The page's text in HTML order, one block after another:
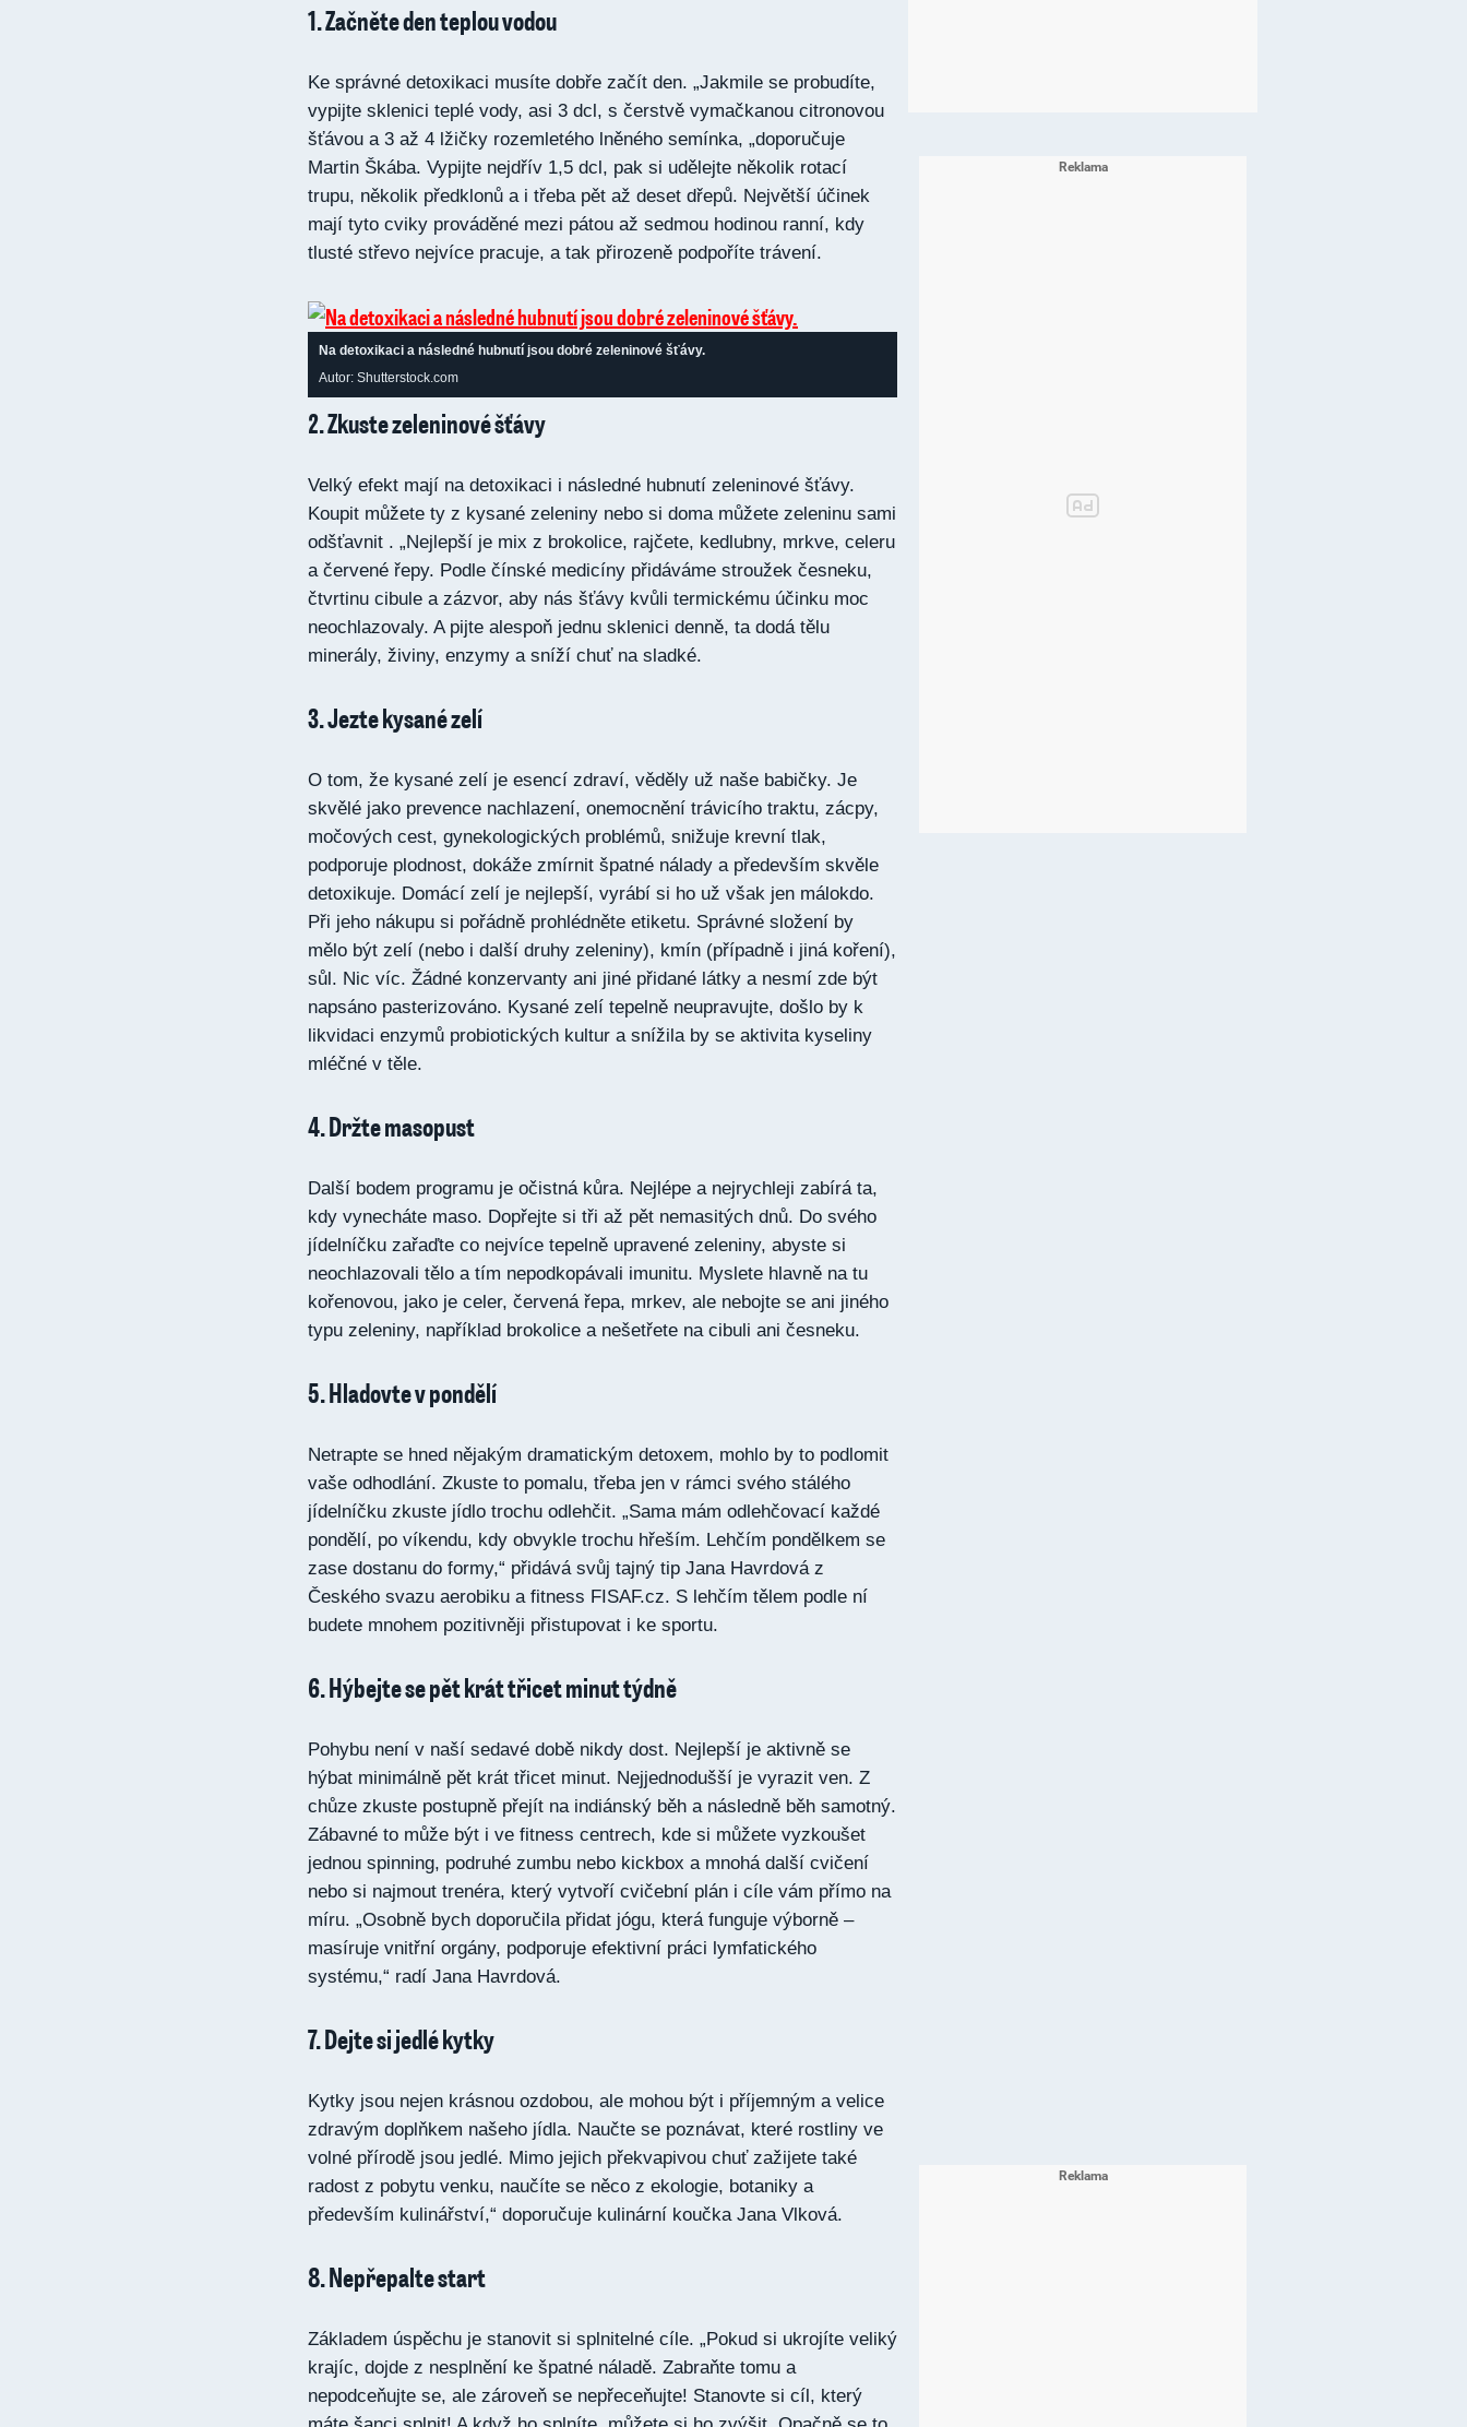
1. Začněte den teplou vodou
Ke správné detoxikaci musíte dobře začít den. „Jakmile se probudíte,
vypijte sklenici teplé vody, asi 3 dcl, s čerstvě vymačkanou citronovou
šťávou a 3 až 4 lžičky rozemletého lněného semínka, „doporučuje
Martin Škába. Vypijte nejdřív 1,5 dcl, pak si udělejte několik rotací
trupu, několik předklonů a i třeba pět až deset dřepů. Největší účinek
mají tyto cviky prováděné mezi pátou až sedmou hodinou ranní, kdy
tlusté střevo nejvíce pracuje, a tak přirozeně podpoříte trávení.
Na detoxikaci a následné hubnutí jsou dobré zeleninové šťávy.
Autor: Shutterstock.com
2. Zkuste zeleninové šťávy
Velký efekt mají na detoxikaci i následné hubnutí zeleninové šťávy.
Koupit můžete ty z kysané zeleniny nebo si doma můžete zeleninu sami
odšťavnit . „Nejlepší je mix z brokolice, rajčete, kedlubny, mrkve, celeru
a červené řepy. Podle čínské medicíny přidáváme stroužek česneku,
čtvrtinu cibule a zázvor, aby nás šťávy kvůli termickému účinku moc
neochlazovaly. A pijte alespoň jednu sklenici denně, ta dodá tělu
minerály, živiny, enzymy a sníží chuť na sladké.
3. Jezte kysané zelí
O tom, že kysané zelí je esencí zdraví, věděly už naše babičky. Je
skvělé jako prevence nachlazení, onemocnění trávicího traktu, zácpy,
močových cest, gynekologických problémů, snižuje krevní tlak,
podporuje plodnost, dokáže zmírnit špatné nálady a především skvěle
detoxikuje. Domácí zelí je nejlepší, vyrábí si ho už však jen málokdo.
Při jeho nákupu si pořádně prohlédněte etiketu. Správné složení by
mělo být zelí (nebo i další druhy zeleniny), kmín (případně i jiná koření),
sůl. Nic víc. Žádné konzervanty ani jiné přidané látky a nesmí zde být
napsáno pasterizováno. Kysané zelí tepelně neupravujte, došlo by k
likvidaci enzymů probiotických kultur a snížila by se aktivita kyseliny
mléčné v těle.
4. Držte masopust
Další bodem programu je očistná kůra. Nejlépe a nejrychleji zabírá ta,
kdy vynecháte maso. Dopřejte si tři až pět nemasitých dnů. Do svého
jídelníčku zařaďte co nejvíce tepelně upravené zeleniny, abyste si
neochlazovali tělo a tím nepodkopávali imunitu. Myslete hlavně na tu
kořenovou, jako je celer, červená řepa, mrkev, ale nebojte se ani jiného
typu zeleniny, například brokolice a nešetřete na cibuli ani česneku.
5. Hladovte v pondělí
Netrapte se hned nějakým dramatickým detoxem, mohlo by to podlomit
vaše odhodlání. Zkuste to pomalu, třeba jen v rámci svého stálého
jídelníčku zkuste jídlo trochu odlehčit. „Sama mám odlehčovací každé
pondělí, po víkendu, kdy obvykle trochu hřeším. Lehčím pondělkem se
zase dostanu do formy,“ přidává svůj tajný tip Jana Havrdová z
Českého svazu aerobiku a fitness FISAF.cz. S lehčím tělem podle ní
budete mnohem pozitivněji přistupovat i ke sportu.
6. Hýbejte se pět krát třicet minut týdně
Pohybu není v naší sedavé době nikdy dost. Nejlepší je aktivně se
hýbat minimálně pět krát třicet minut. Nejjednodušší je vyrazit ven. Z
chůze zkuste postupně přejít na indiánský běh a následně běh samotný.
Zábavné to může být i ve fitness centrech, kde si můžete vyzkoušet
jednou spinning, podruhé zumbu nebo kickbox a mnohá další cvičení
nebo si najmout trenéra, který vytvoří cvičební plán i cíle vám přímo na
míru. „Osobně bych doporučila přidat jógu, která funguje výborně –
masíruje vnitřní orgány, podporuje efektivní práci lymfatického
systému,“ radí Jana Havrdová.
7. Dejte si jedlé kytky
Kytky jsou nejen krásnou ozdobou, ale mohou být i příjemným a velice
zdravým doplňkem našeho jídla. Naučte se poznávat, které rostliny ve
volné přírodě jsou jedlé. Mimo jejich překvapivou chuť zažijete také
radost z pobytu venku, naučíte se něco z ekologie, botaniky a
především kulinářství,“ doporučuje kulinární koučka Jana Vlková.
8. Nepřepalte start
Základem úspěchu je stanovit si splnitelné cíle. „Pokud si ukrojíte veliký
krajíc, dojde z nesplnění ke špatné náladě. Zabraňte tomu a
nepodceňujte se, ale zároveň se nepřeceňujte! Stanovte si cíl, který